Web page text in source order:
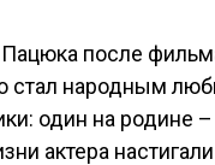
после
стал народным
один на родине
актера